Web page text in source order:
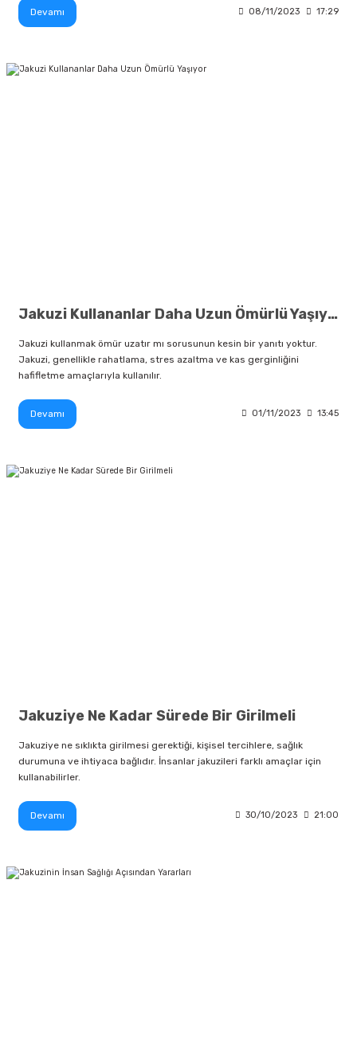
Devamı 08/11/2023 17:29
Jakuzi Kullananlar Daha Uzun Ömürlü Yaşıyor
Jakuzi kullanmak ömür uzatır mı sorusunun kesin bir yanıtı yoktur.
Jakuzi, genellikle rahatlama, stres azaltma ve kas gerginliğini
hafifletme amaçlarıyla kullanılır.
Devamı 01/11/2023 13:45
Jakuziye Ne Kadar Sürede Bir Girilmeli
Jakuziye ne sıklıkta girilmesi gerektiği, kişisel tercihlere, sağlık
durumuna ve ihtiyaca bağlıdır. İnsanlar jakuzileri farklı amaçlar için
kullanabilirler.
Devamı 30/10/2023 21:00